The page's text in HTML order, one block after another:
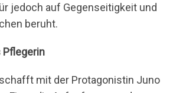
jedoch auf Gegenseitigkeit und
beruht.
Pflegerin
mit der Protagonistin Juno